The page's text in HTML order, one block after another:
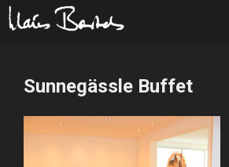
springenSunnegässle Buffet